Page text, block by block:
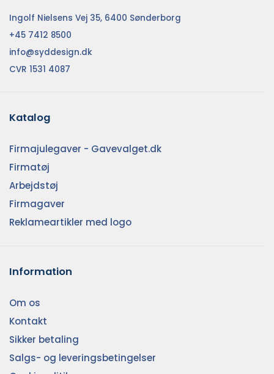
Ingolf Nielsens Vej 35, 6400 Sønderborg
+45 7412 8500
info@syddesign.dk
CVR 1531 4087
Katalog
Firmajulegaver - Gavevalget.dk
Firmatøj
Arbejdstøj
Firmagaver
Reklameartikler med logo
Information
Om os
Kontakt
Sikker betaling
Salgs- og leveringsbetingelser